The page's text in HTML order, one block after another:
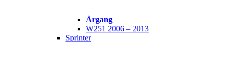
Årgang
W251 2006 – 2013
Sprinter